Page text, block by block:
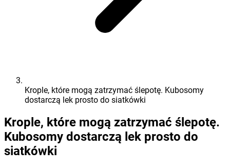
Krople, które mogą zatrzymać ślepotę. Kubosomy
dostarczą lek prosto do siatkówki
Krople, które mogą zatrzymać ślepotę.
Kubosomy dostarczą lek prosto do
siatkówki